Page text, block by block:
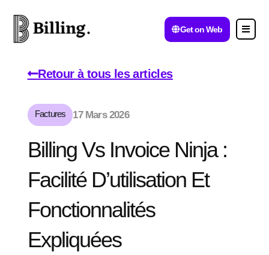
Get on Web
Retour à tous les articles
Factures 17 Mars 2026
Billing Vs Invoice Ninja :
Facilité D’utilisation Et
Fonctionnalités
Expliquées